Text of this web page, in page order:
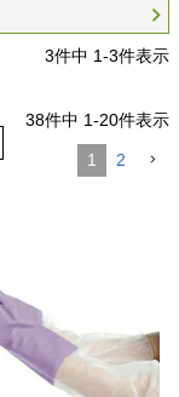
3件中 1-3件表示
38件中 1-20件表示
1 2